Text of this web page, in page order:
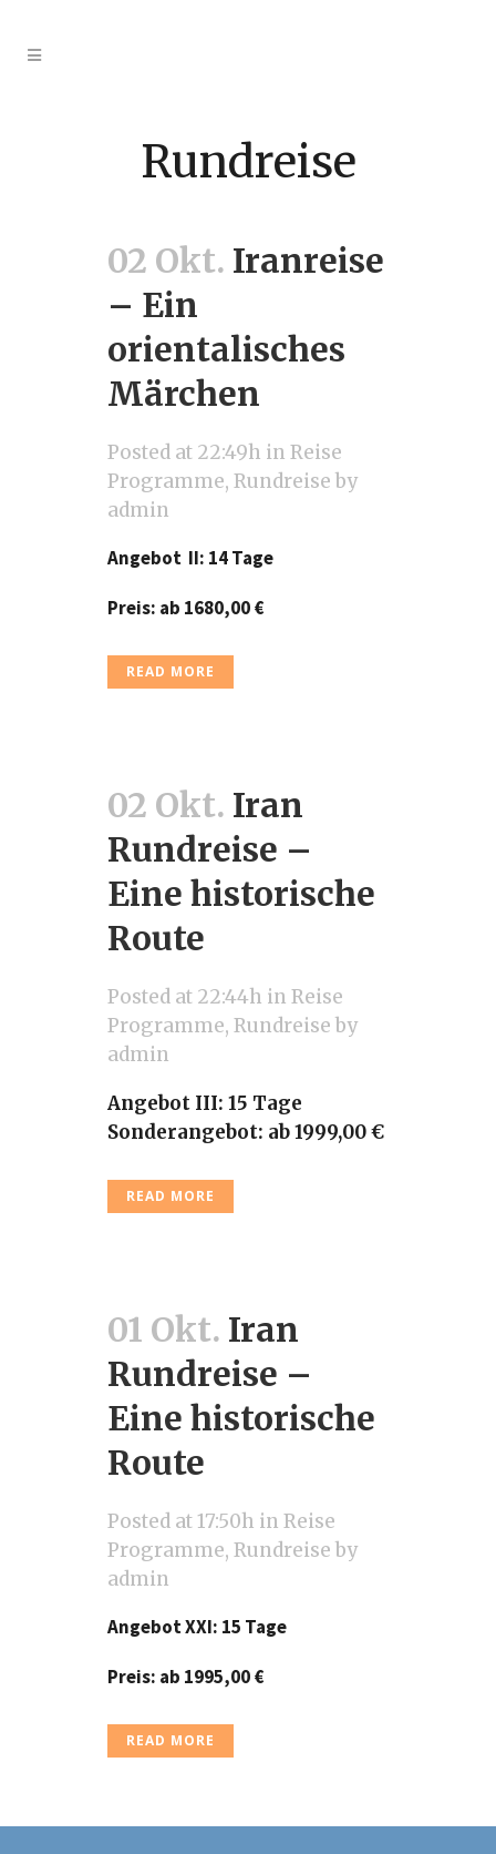
Rundreise
02 Okt. Iranreise
– Ein
orientalisches
Märchen
Posted at 22:49h in Reise
Programme, Rundreise by
admin
Angebot II: 14 Tage
Preis: ab 1680,00€
READ MORE
02 Okt. Iran
Rundreise –
Eine historische
Route
Posted at 22:44h in Reise
Programme, Rundreise by
admin
Angebot III: 15 Tage
Sonderangebot: ab 1999,00€
READ MORE
01 Okt. Iran
Rundreise –
Eine historische
Route
Posted at 17:50h in Reise
Programme, Rundreise by
admin
Angebot XXI: 15 Tage
Preis: ab 1995,00€
READ MORE